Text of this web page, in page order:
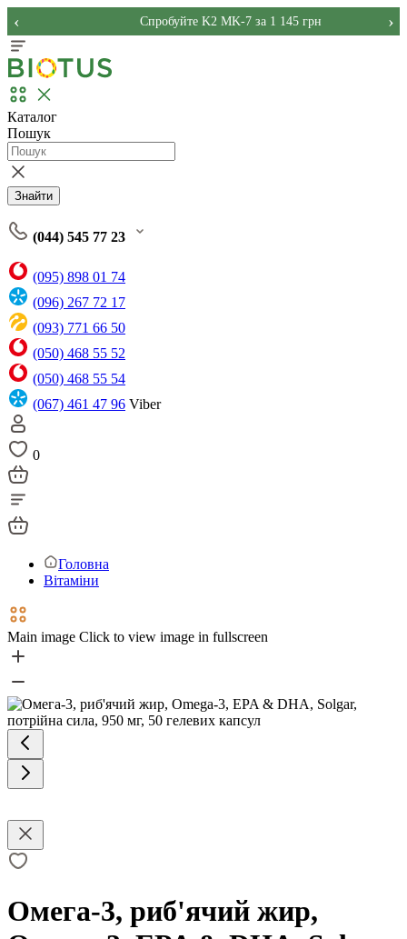
Спробуйте K2 MK-7 за 1 145 грн
‹ ›
Каталог
Пошук
Знайти
(044) 545 77 23
(095) 898 01 74
(096) 267 72 17
(093) 771 66 50
(050) 468 55 52
(050) 468 55 54
(067) 461 47 96 Viber
0
Головна
Вітаміни
Main image Click to view image in fullscreen
Омега-3, риб'ячий жир,